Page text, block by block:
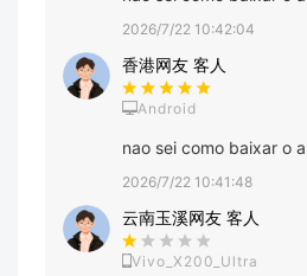
2026/7/22 10:42:04
香港网友 客人
Android
nao sei como baixar o
2026/7/22 10:41:48
云南玉溪网友 客人
Vivo_X200_Ultra